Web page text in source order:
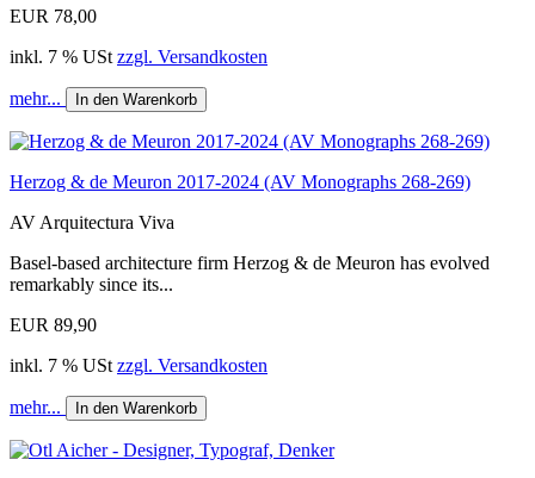
EUR 78,00
inkl. 7 % USt zzgl. Versandkosten
mehr... In den Warenkorb
Herzog & de Meuron 2017-2024 (AV Monographs 268-269)
AV Arquitectura Viva
Basel-based architecture firm Herzog & de Meuron has evolved
remarkably since its...
EUR 89,90
inkl. 7 % USt zzgl. Versandkosten
mehr... In den Warenkorb